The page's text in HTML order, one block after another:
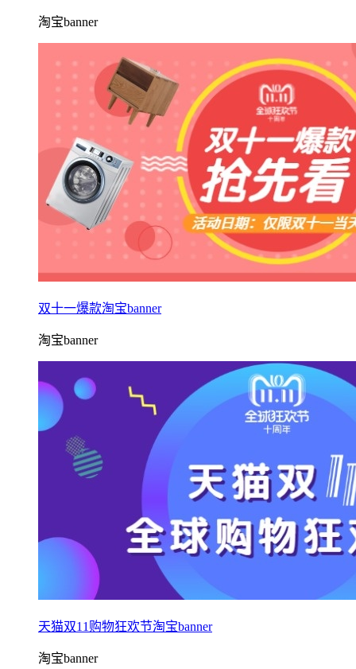
淘宝banner
双十一爆款淘宝banner
淘宝banner
天猫双11购物狂欢节淘宝banner
淘宝banner